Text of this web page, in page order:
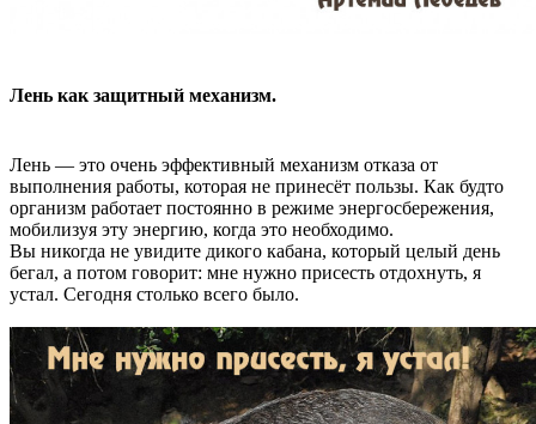
Лень как защитный механизм.
Лень — это очень эффективный механизм отказа от
выполнения работы, которая не принесёт пользы. Как будто
организм работает постоянно в режиме энергосбережения,
мобилизуя эту энергию, когда это необходимо.
Вы никогда не увидите дикого кабана, который целый день
бегал, а потом говорит: мне нужно присесть отдохнуть, я
устал. Сегодня столько всего было.